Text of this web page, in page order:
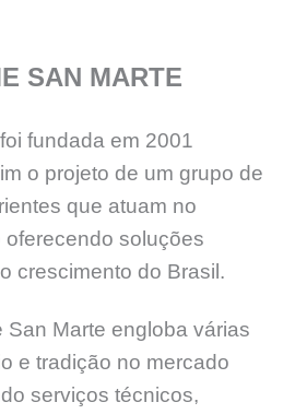
SAN MARTE
fundada em 2001
o projeto de um grupo de
que atuam no
oferecendo soluções
crescimento do Brasil.
San Marte engloba várias
e tradição no mercado
serviços técnicos,